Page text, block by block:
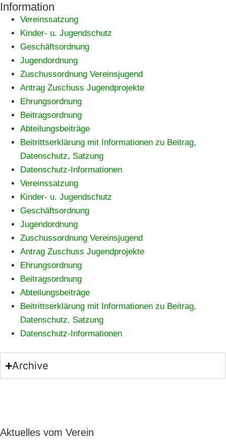
Information
Vereinssatzung
Kinder- u. Jugendschutz
Geschäftsordnung
Jugendordnung
Zuschussordnung Vereinsjugend
Antrag Zuschuss Jugendprojekte
Ehrungsordnung
Beitragsordnung
Abteilungsbeiträge
Beitrittserklärung mit Informationen zu Beitrag,
Datenschutz, Satzung
Datenschutz-Informationen
Vereinssatzung
Kinder- u. Jugendschutz
Geschäftsordnung
Jugendordnung
Zuschussordnung Vereinsjugend
Antrag Zuschuss Jugendprojekte
Ehrungsordnung
Beitragsordnung
Abteilungsbeiträge
Beitrittserklärung mit Informationen zu Beitrag,
Datenschutz, Satzung
Datenschutz-Informationen
Archive
Aktuelles vom Verein